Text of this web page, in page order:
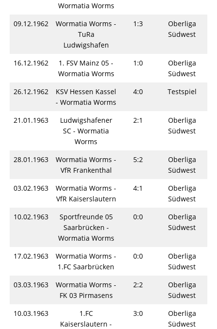
Wormatia Worms
09.12.1962
Wormatia Worms -
TuRa
Ludwigshafen
1:3
Oberliga
Südwest
16.12.1962
1. FSV Mainz 05 -
Wormatia Worms
1:0
Oberliga
Südwest
26.12.1962
KSV Hessen Kassel
- Wormatia Worms
4:0 Testspiel
21.01.1963
Ludwigshafener
SC - Wormatia
Worms
2:1
Oberliga
Südwest
28.01.1963
Wormatia Worms -
VfR Frankenthal
5:2
Oberliga
Südwest
03.02.1963
Wormatia Worms -
VfR Kaiserslautern
4:1
Oberliga
Südwest
10.02.1963
Sportfreunde 05
Saarbrücken -
Wormatia Worms
0:0
Oberliga
Südwest
17.02.1963
Wormatia Worms -
1.FC Saarbrücken
0:0
Oberliga
Südwest
03.03.1963
Wormatia Worms -
FK 03 Pirmasens
2:2
Oberliga
Südwest
10.03.1963
1.FC
Kaiserslautern -
3:0
Oberliga
Südwest